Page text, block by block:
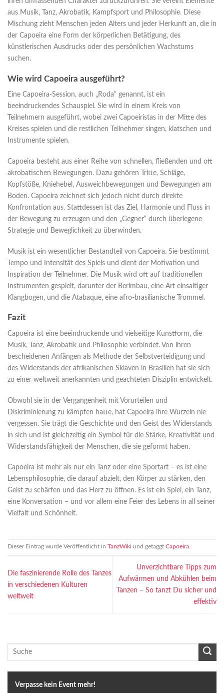
aus Musik, Tanz, Akrobatik, Kampfsport und Philosophie. Diese
Mischung zieht Menschen jeden Alters und jeder Herkunft an, die in
der Capoeira eine Form der körperlichen Betätigung, des
künstlerischen Ausdrucks oder des persönlichen Wachstums
suchen.
Wie wird Capoeira ausgeführt?
Eine Capoeira-Session, auch „Roda“ genannt, ist ein
beeindruckendes Schauspiel. Sie wird in einem Kreis von
Teilnehmern ausgeführt, wobei zwei Capoeiristas in der Mitte des
Kreises spielen und die restlichen Teilnehmer singen, klatschen und
Instrumente spielen.
Capoeira besteht aus einer Reihe von schnellen, fließenden und oft
akrobatischen Bewegungen. Dazu gehören Tritte, Schläge,
Kopfstöße, Kniehebel, Ausweichbewegungen und Bewegungen am
Boden. Capoeira zeichnet sich jedoch nicht durch direkte
Konfrontation aus. Stattdessen ist das Ziel, Harmonie und Fluss in
der Bewegung zu erzeugen und den „Gegner“ durch überlegene
Strategie und Beweglichkeit zu überwinden.
Musik ist ein wesentlicher Bestandteil von Capoeira. Sie bestimmt
Tempo und Intensität des Spiels und dient der Motivation und
Inspiration der Teilnehmer. Die Musik wird oft auf traditionellen
Instrumenten gespielt, darunter der Berimbau, eine Art einsaitiger
Klangbogen, und die Atabaque, eine afro-brasilianische Trommel.
Fazit
Capoeira ist eine beeindruckende und vielseitige Kunstform, die
Musik, Tanz, Akrobatik und Philosophie verbindet. Von ihren
bescheidenen Anfängen als Methode der Selbstverteidigung und
des Widerstands der afrikanischen Sklaven in Brasilien hat sie sich
zu einer weltweit anerkannten und geachteten Disziplin entwickelt.
Obwohl sie in der Vergangenheit mit Vorurteilen und
Diskriminierung zu kämpfen hatte, hat Capoeira ihre Wurzeln nie
vergessen. Sie trägt die Geschichte und den Geist des Widerstands
in sich und ist gleichzeitig ein Symbol für die Stärke, Kreativität und
Widerstandsfähigkeit der Menschen, die sie geformt haben.
Capoeira ist mehr als nur ein Tanz oder eine Sportart – es ist eine
Lebensphilosophie, die darauf abzielt, den Körper zu stärken, den
Geist zu schärfen und das Herz zu öffnen. Es ist ein Spiel, ein Tanz,
eine Konversation – und vor allem eine Feier des Lebens in all seiner
Vielfalt und Schönheit.
Dieser Eintrag wurde Veröffentlicht in TanzWiki und getaggt Capoeira.
Die faszinierende Rolle des Tanzes
in verschiedenen Kulturen
weltweit
Unverzichtbare Tipps zum
Aufwärmen und Abkühlen beim
Tanzen – So tanzt Du sicher und
effektiv
Verpasse kein Event mehr!